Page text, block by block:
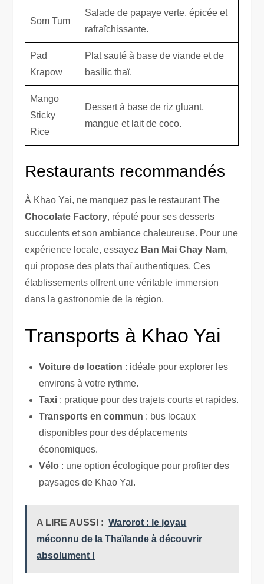
Som Tum
Salade de papaye verte, épicée et
rafraîchissante.
Pad
Krapow
Plat sauté à base de viande et de
basilic thaï.
Mango
Sticky
Rice
Dessert à base de riz gluant,
mangue et lait de coco.
Restaurants recommandés
À Khao Yai, ne manquez pas le restaurantThe
Chocolate Factory, réputé pour ses desserts
succulents et son ambiance chaleureuse. Pour une
expérience locale, essayez Ban Mai Chay Nam,
qui propose des plats thaï authentiques. Ces
établissements offrent une véritable immersion
dans la gastronomie de la région.
Transports à Khao Yai
Voiture de location : idéale pour explorer les
environs à votre rythme.
Taxi : pratique pour des trajets courts et rapides.
Transports en commun : bus locaux
disponibles pour des déplacements
économiques.
Vélo : une option écologique pour profiter des
paysages de Khao Yai.
A LIRE AUSSI : Warorot : le joyau
méconnu de la Thaïlande à découvrir
absolument !